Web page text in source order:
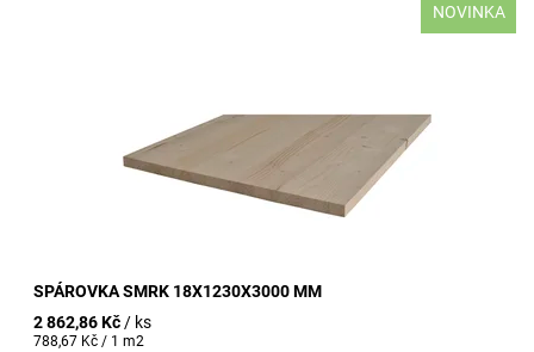
NOVINKA
tloušťka 18 mm šířka 1210 mm délka 3000 mm průběžná
SPÁROVKA SMRK 18X1230X3000 MM
2 862,86 Kč / ks
788,67 Kč / 1 m2